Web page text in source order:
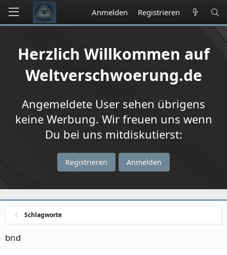
Anmelden Registrieren
Herzlich Willkommen auf
Weltverschwoerung.de
Angemeldete User sehen übrigens
keine Werbung. Wir freuen uns wenn
Du bei uns mitdiskutierst:
Registrieren Anmelden
Schlagworte
bnd